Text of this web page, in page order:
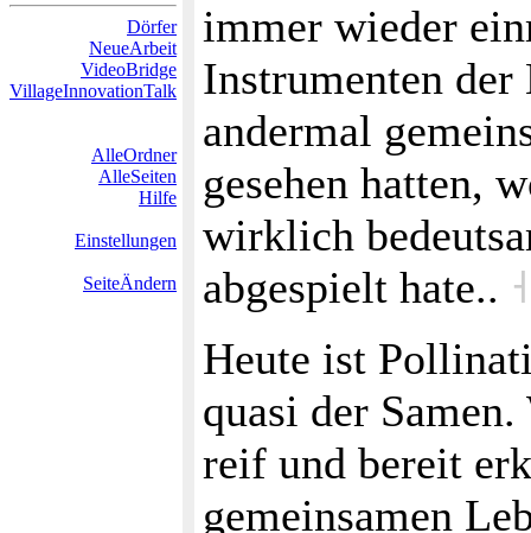
Dörfer
NeueArbeit
VideoBridge
VillageInnovationTalk
AlleOrdner
AlleSeiten
Hilfe
Einstellungen
SeiteÄndern
immer wieder
Instrumenten
andermal
gesehen hatten,
wirklich
abgespielt hate.. ˧
Heute ist
quasi der
reif und bereit
gemeinsamen